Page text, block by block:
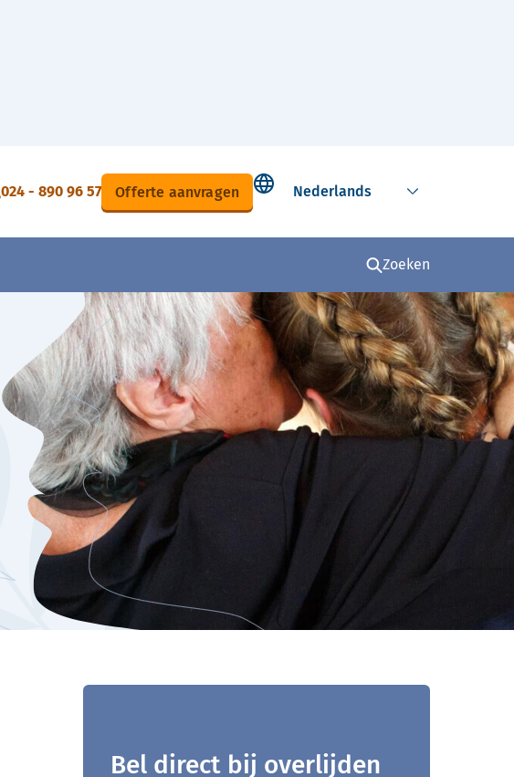
024 - 890 96 57 Offerte aanvragen
Select language
Zoeken
Bel direct bij overlijden